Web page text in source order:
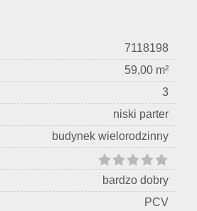
7118198
59,00 m²
3
niski parter
budynek wielorodzinny
bardzo dobry
PCV